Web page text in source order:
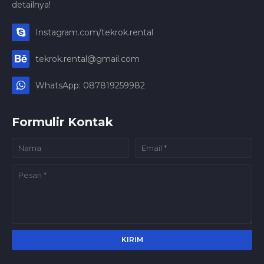
detailnya!
Instagram.com/tekrok.rental
tekrok.rental@gmail.com
WhatsApp: 087819259982
Formulir Kontak